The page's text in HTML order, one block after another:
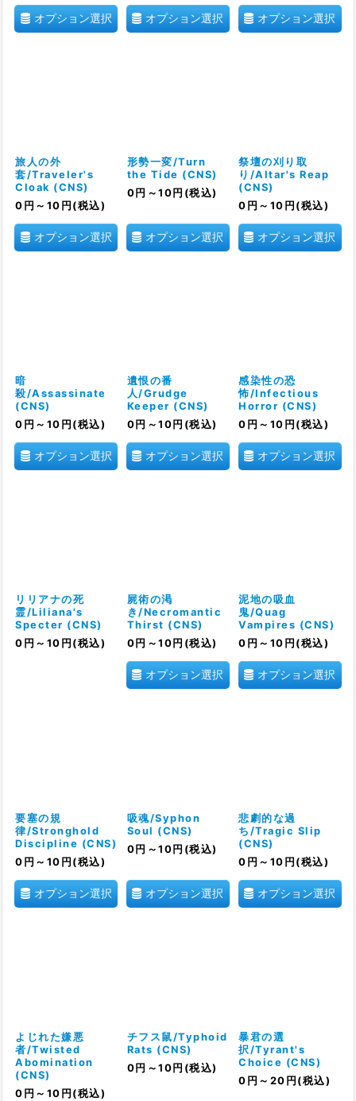
オプション選択 オプション選択 オプション選択
旅人の外
套/Traveler's
Cloak (CNS)
0 円 ～10 円 (税込)
オプション選択
形勢一変/Turn
the Tide (CNS)
0 円 ～10 円 (税込)
オプション選択
祭壇の刈り取
り/Altar's Reap
(CNS)
0 円 ～10 円 (税込)
オプション選択
暗
殺/Assassinate
(CNS)
0 円 ～10 円 (税込)
オプション選択
遺恨の番
人/Grudge
Keeper (CNS)
0 円 ～10 円 (税込)
オプション選択
感染性の恐
怖/Infectious
Horror (CNS)
0 円 ～10 円 (税込)
オプション選択
リリアナの死
霊/Liliana's
Specter (CNS)
0 円 ～10 円 (税込)
屍術の渇
き/Necromantic
Thirst (CNS)
0 円 ～10 円 (税込)
オプション選択
泥地の吸血
鬼/Quag
Vampires (CNS)
0 円 ～10 円 (税込)
オプション選択
要塞の規
律/Stronghold
Discipline (CNS)
0 円 ～10 円 (税込)
オプション選択
吸魂/Syphon
Soul (CNS)
0 円 ～10 円 (税込)
オプション選択
悲劇的な過
ち/Tragic Slip
(CNS)
0 円 ～10 円 (税込)
オプション選択
よじれた嫌悪
者/Twisted
Abomination
(CNS)
0 円 ～10 円 (税込)
チフス鼠/Typhoid
Rats (CNS)
0 円 ～10 円 (税込)
暴君の選
択/Tyrant's
Choice (CNS)
0 円 ～20 円 (税込)